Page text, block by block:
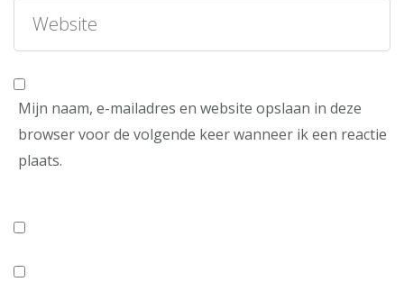
Mijn naam, e-mailadres en website opslaan in deze
browser voor de volgende keer wanneer ik een reactie
plaats.